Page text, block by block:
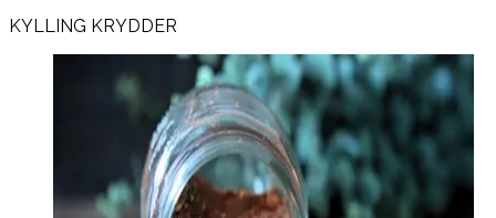
KYLLING KRYDDER